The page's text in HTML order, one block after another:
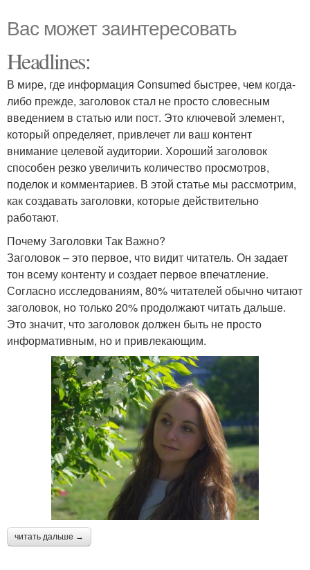
Вас может заинтересовать
Headlines:
В мире, где информация Consumed быстрее, чем когда-
либо прежде, заголовок стал не просто словесным
введением в статью или пост. Это ключевой элемент,
который определяет, привлечет ли ваш контент
внимание целевой аудитории. Хороший заголовок
способен резко увеличить количество просмотров,
поделок и комментариев. В этой статье мы рассмотрим,
как создавать заголовки, которые действительно
работают.
Почему Заголовки Так Важно?
Заголовок – это первое, что видит читатель. Он задает
тон всему контенту и создает первое впечатление.
Согласно исследованиям, 80% читателей обычно читают
заголовок, но только 20% продолжают читать дальше.
Это значит, что заголовок должен быть не просто
информативным, но и привлекающим.
читать дальше →